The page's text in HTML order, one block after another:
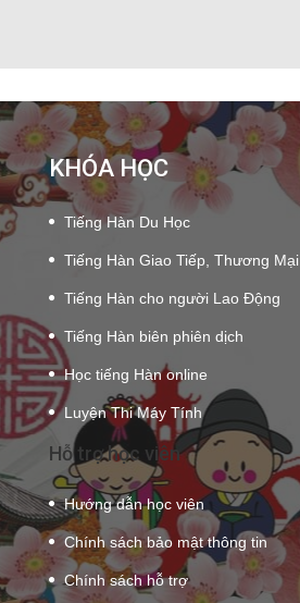
KHÓA HỌC
Tiếng Hàn Du Học
Tiếng Hàn Giao Tiếp, Thương Mại
Tiếng Hàn cho người Lao Động
Tiếng Hàn biên phiên dịch
Học tiếng Hàn online
Luyện Thi Máy Tính
Hỗ trợ học viên
Hướng dẫn học viên
Chính sách bảo mật thông tin
Chính sách hỗ trợ